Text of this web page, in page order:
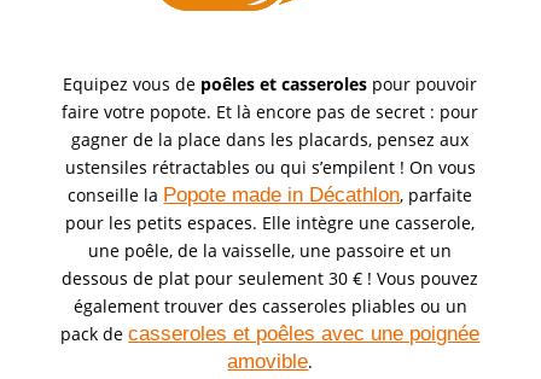
Equipez vous de poêles et casseroles pour pouvoir
faire votre popote. Et là encore pas de secret : pour
gagner de la place dans les placards, pensez aux
ustensiles rétractables ou qui s’empilent ! On vous
conseille la Popote made in Décathlon, parfaite
pour les petits espaces. Elle intègre une casserole,
une poêle, de la vaisselle, une passoire et un
dessous de plat pour seulement 30 € ! Vous pouvez
également trouver des casseroles pliables ou un
pack decasseroles et poêles avec une poignée
amovible.